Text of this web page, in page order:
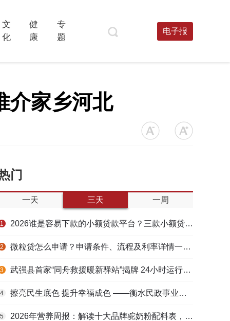
文
化
健
康
专
题
电子报
介家乡河北
门
一天 三天 一周
1 2026谁是容易下款的小额贷款平台？三款小额贷款产品全面对比
2 微粒贷怎么申请？申请条件、流程及利率详情一文看懂
3 武强县首家“同舟救援暖新驿站”揭牌 24小时运行守护户外劳动者
4 擦亮民生底色 提升幸福成色 ——衡水民政事业高质量发展综述
5 2026年营养周报：解读十大品牌驼奶粉配料表，识别纯驼乳与益生元